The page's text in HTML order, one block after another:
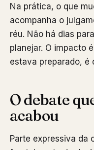
Na prática, o que
acompanha o
réu. Não há dias
planejar. O impacto
estava preparado, é
O debate
acabou
Parte expressiva da